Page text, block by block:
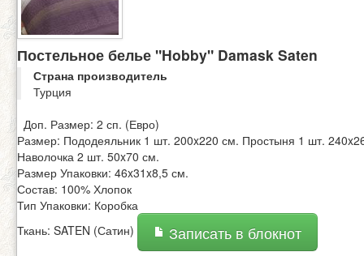
Постельное белье "Hobby" Damask Saten
Страна производитель
Турция
Доп. Размер: 2 сп. (Евро)
Размер: Пододеяльник 1 шт. 200x220 см. Простыня 1 шт.
Наволочка 2 шт. 50x70 см.
Размер Упаковки: 46x31x8,5 см.
Состав: 100% Хлопок
Тип Упаковки: Коробка
Ткань: SATEN (Сатин)
Записать в блокнот